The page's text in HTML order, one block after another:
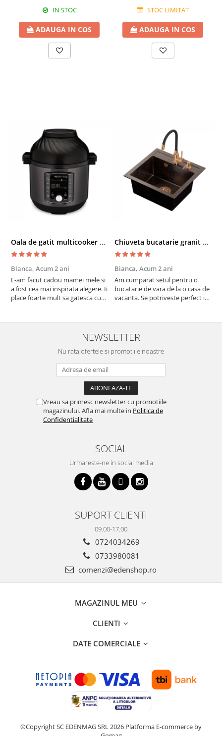
IN STOC
ADAUGA IN COS
STOC LIMITAT
ADAUGA IN COS
Oala de gatit multicooker 11 functii Instant Pot Pro Crisp 8 + Air Fryer 7.6 lt
Bianca, Acum 2 ani
L-am facut cadou mamei mele si
a fost cea mai inspirata alegere. Ii
place foarte mult sa gatesca cu
cratita...ma gandesc serios sa imi
cumpar si eu! Recomand mult !
Chiuveta bucatarie granit cu finisaj negru perlat/cupru Steingran Art Copper cu dozator si baterie Quadron
Bianca, Acum 2 ani
Am cumparat setul pentru o
bucatarie de vara de la o casa de
vacanta. Se potriveste perfect in
buna, recomand cu drag !
NEWSLETTER
Nu rata ofertele si promotiile noastre
Vreau sa primesc newsletter cu promotiile
magazinului. Afla mai multe in Politica de
Confidentialitate
SOCIAL
Urmareste-ne in social media
SUPORT CLIENTI
09.00-17.00
0724034269
0733980081
comenzi@edenshop.ro
MAGAZINUL MEU
CLIENTI
DATE COMERCIALE
©Copyright SC EDENMAG SRL 2026 Platforma E-commerce by